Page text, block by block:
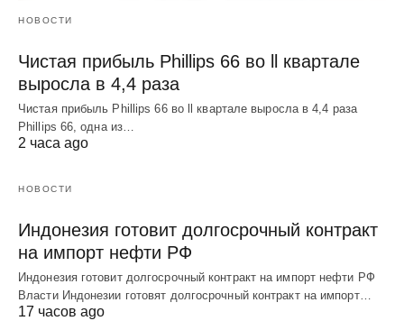
НОВОСТИ
Чистая прибыль Phillips 66 во ll квартале
выросла в 4,4 раза
Чистая прибыль Phillips 66 во ll квартале выросла в 4,4 раза
Phillips 66, одна из…
2 часа ago
НОВОСТИ
Индонезия готовит долгосрочный контракт
на импорт нефти РФ
Индонезия готовит долгосрочный контракт на импорт нефти РФ
Власти Индонезии готовят долгосрочный контракт на импорт…
17 часов ago